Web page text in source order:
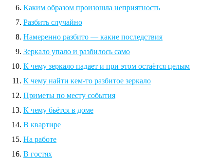
Каким образом произошла неприятность
Разбить случайно
Намеренно разбито — какие последствия
Зеркало упало и разбилось само
К чему зеркало падает и при этом остаётся целым
К чему найти кем-то разбитое зеркало
Приметы по месту события
К чему бьётся в доме
В квартире
На работе
В гостях